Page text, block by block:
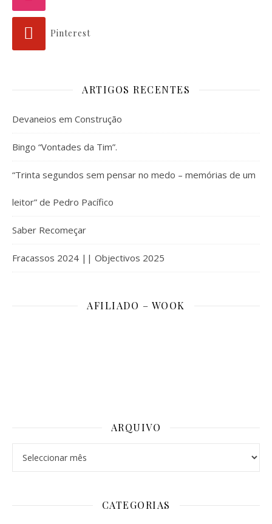
Pinterest
ARTIGOS RECENTES
Devaneios em Construção
Bingo “Vontades da Tim”.
“Trinta segundos sem pensar no medo – memórias de um
leitor” de Pedro Pacífico
Saber Recomeçar
Fracassos 2024 || Objectivos 2025
AFILIADO – WOOK
ARQUIVO
CATEGORIAS